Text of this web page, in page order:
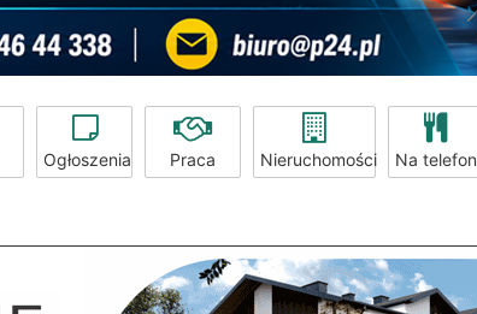
Ogłoszenia Praca Nieruchomości Na telefon